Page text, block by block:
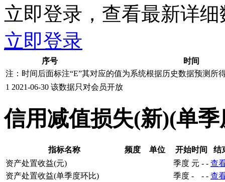
立即登录，查看最新详细
立即登录
序号
时间
注：时间后面标注“E”其对应的值为系统根据历史数据预测所
1 2021-06-30 该数据只对会员开放
信用减值损失(新)(单
指标名称 频度 单位 开始时间
结
资产处置收益(元)
季度 元 - - 查
资产处置收益(单季度环比)
季度 - - - 查